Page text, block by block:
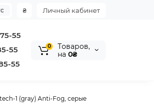
Личный кабинет
₴
55
55
55
0
Tоваров,
на 0₴
1 (gray) Anti-Fog, серые